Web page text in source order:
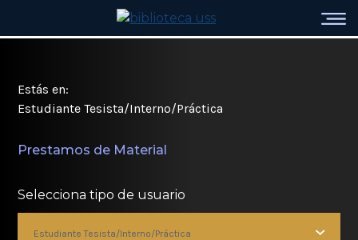
Estás en:
Estudiante Tesista/Interno/Práctica
Prestamos de Material
Selecciona tipo de usuario
Estudiante Tesista/Interno/Práctica